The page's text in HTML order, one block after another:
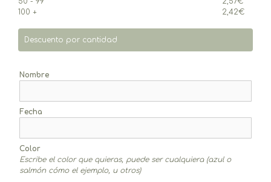
100 +
2,42€
Descuento por cantidad
Nombre
Fecha
Color
Escribe el color que quieras, puede ser cualquiera (azul o
salmón cómo el ejemplo, u otros)